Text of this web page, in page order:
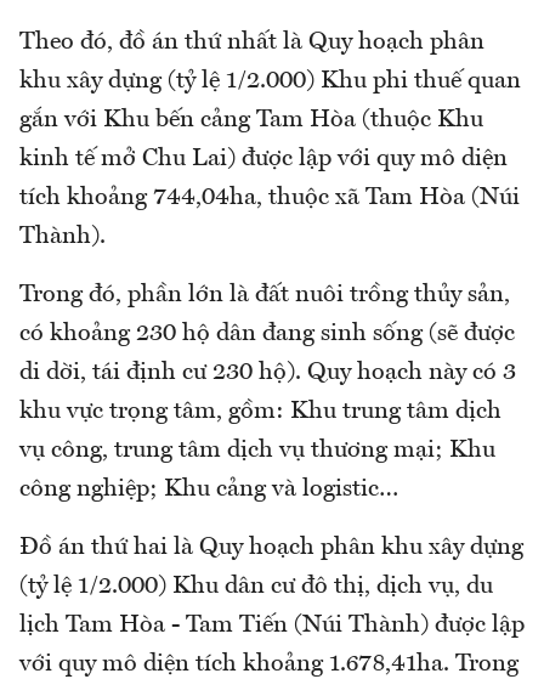
Theo đó, đồ án thứ nhất là Quy hoạch phân
khu xây dựng (tỷ lệ 1/2.000) Khu phi thuế quan
gắn với Khu bến cảng Tam Hòa (thuộc Khu
kinh tế mở Chu Lai) được lập với quy mô diện
tích khoảng 744,04ha, thuộc xã Tam Hòa (Núi
Thành).
Trong đó, phần lớn là đất nuôi trồng thủy sản,
có khoảng 230 hộ dân đang sinh sống (sẽ được
di dời, tái định cư 230 hộ). Quy hoạch này có 3
khu vực trọng tâm, gồm: Khu trung tâm dịch
vụ công, trung tâm dịch vụ thương mại; Khu
công nghiệp; Khu cảng và logistic…
Đồ án thứ hai là Quy hoạch phân khu xây dựng
(tỷ lệ 1/2.000) Khu dân cư đô thị, dịch vụ, du
lịch Tam Hòa - Tam Tiến (Núi Thành) được lập
với quy mô diện tích khoảng 1.678,41ha. Trong